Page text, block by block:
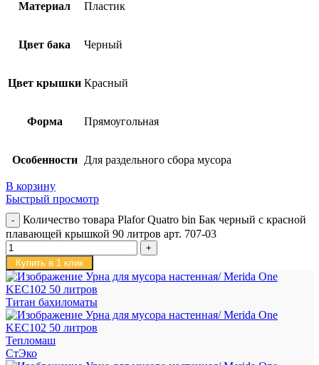
Материал Пластик
Цвет бака Черный
Цвет крышки Красный
Форма Прямоугольная
Особенности Для раздельного сбора мусора
В корзину
Быстрый просмотр
Количество товара Plafor Quatro bin Бак черный с красной
плавающей крышкой 90 литров арт. 707-03
Купить в 1 клик
Титан бахиломаты
Тепломаш
СтЭко